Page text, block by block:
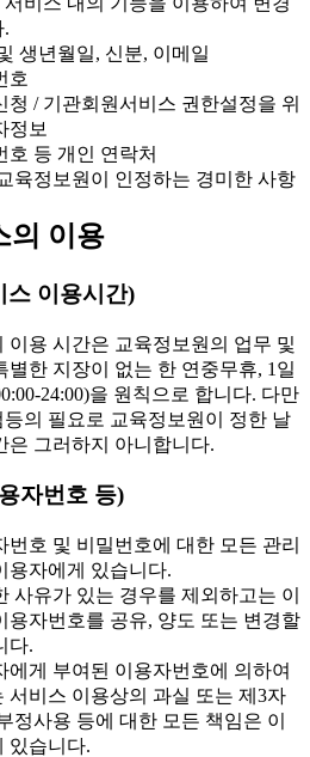
.
생년월일, 신분, 이메일
호
/ 기관회원서비스 권한설정을 위
정보
등 개인 연락처
육정보원이 인정하는 경미한 사항
의 이용
스 이용시간)
이용 시간은 교육정보원의 업무 및
별한 지장이 없는 한 연중무휴, 1일
24:00)을 원칙으로 합니다. 다만
등의 필요로 교육정보원이 정한 날
은 그러하지 아니합니다.
자번호 등)
호 및 비밀번호에 대한 모든 관리
용자에게 있습니다.
사유가 있는 경우를 제외하고는 이
용자번호를 공유, 양도 또는 변경할
다.
게 부여된 이용자번호에 의하여
서비스 이용상의 과실 또는 제3자
정사용 등에 대한 모든 책임은 이
있습니다.